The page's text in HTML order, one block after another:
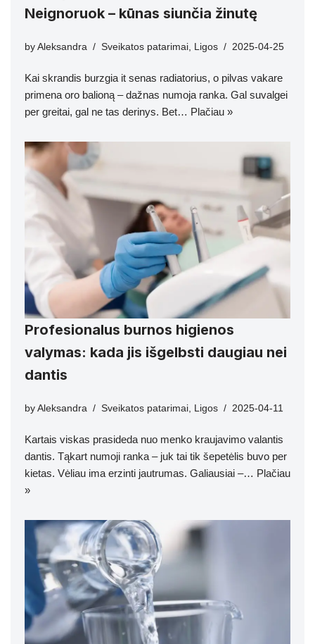
Neignoruok – kūnas siunčia žinutę
by Aleksandra Sveikatos patarimai Ligos 2025-04-25
Kai skrandis burzgia it senas radiatorius, o pilvas vakare
primena oro balioną – dažnas numoja ranka. Gal suvalgei
per greitai, gal ne tas derinys. Bet… Plačiau »
Profesionalus burnos higienos
valymas: kada jis išgelbsti daugiau nei
dantis
by Aleksandra Sveikatos patarimai, Ligos 2025-04-11
Kartais viskas prasideda nuo menko kraujavimo valantis
dantis. Tąkart numoji ranka – juk tai tik šepetėlis buvo per
kietas. Vėliau ima erzinti jautrumas. Galiausiai –… Plačiau
»